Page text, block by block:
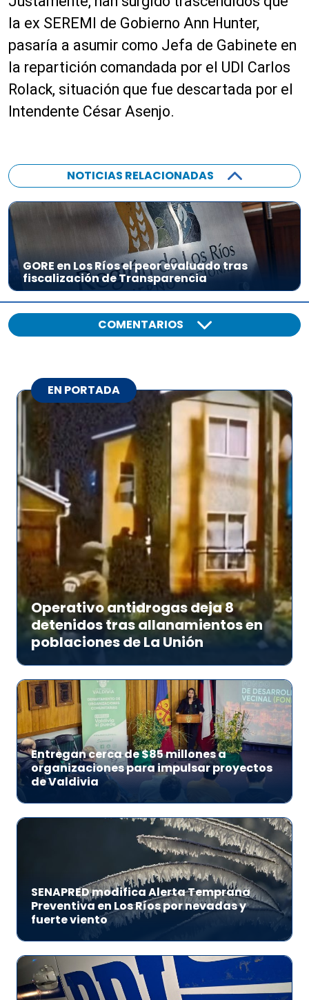
la ex SEREMI de Gobierno Ann Hunter,
pasaría a asumir como Jefa de Gabinete en
la repartición comandada por el UDI Carlos
Rolack, situación que fue descartada por el
Intendente César Asenjo.
NOTICIAS RELACIONADAS
GORE en Los Ríos el peor evaluado tras
fiscalización de Transparencia
COMENTARIOS
EN PORTADA
Operativo antidrogas deja 8
detenidos tras allanamientos en
poblaciones de La Unión
Entregan cerca de $85 millones a
organizaciones para impulsar proyectos
de Valdivia
SENAPRED modifica Alerta Temprana
Preventiva en Los Ríos por nevadas y
fuerte viento